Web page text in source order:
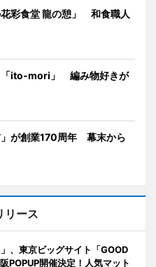
彩食堂 龍の憩」 和食職人
「ito-mori」 編み物好きが
が創業170周年 幕末から
リース
、東京ビッグサイト「GOOD
POPUP開催決定！人気マット